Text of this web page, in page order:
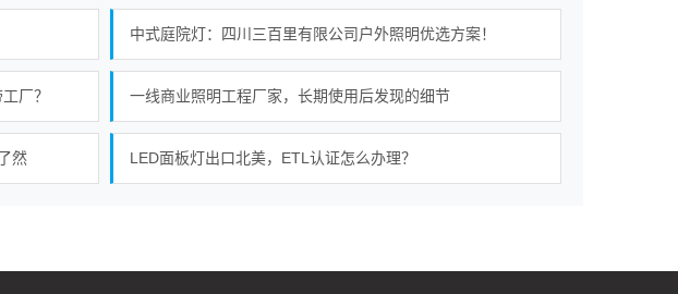
中式庭院灯：四川三百里有限公司户外照明优选方案！
厂？ 一线商业照明工程厂家，长期使用后发现的细节
然 LED面板灯出口北美，ETL认证怎么办理？